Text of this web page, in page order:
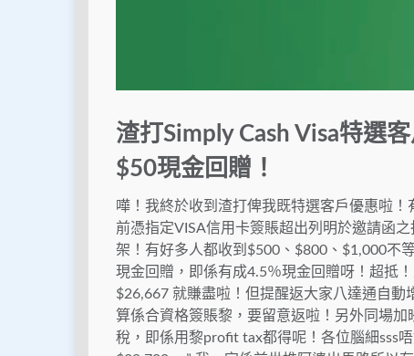
渣打Simply Cash Visa特選
$50現金回贈！
嘩！我終於收到渣打俾我既特選客戶優惠啦
前憑指定VISA信用卡簽賬超出列明於邀請函
架！有好多人都收到$500、$800、$1,000不
現金回贈，即係有成4.5％現金回贈呀！超抵
$26,667 就賺盡啦！但提醒返大家八達通自
算係合資格簽賬黎，要留意返啦！另外同場
稅，即係用黎profit tax都得呢！各位腦細sss